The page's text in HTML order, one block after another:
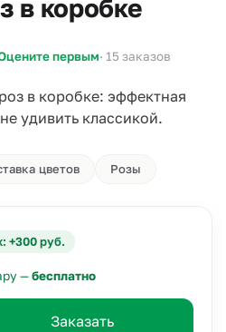
в коробке
первым· 15 заказов
в коробке: эффектная
удивить классикой.
цветов Розы
+300 руб.
—бесплатно
Заказать